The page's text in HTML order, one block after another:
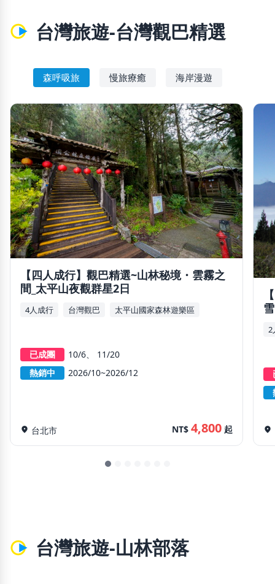
台灣旅遊-台灣觀巴精選
森呼吸旅 慢旅療癒 海岸漫遊
【四人成行】觀巴精選~山林秘境・雲霧之
間_太平山夜觀群星2日
4人成行 台灣觀巴 太平山國家森林遊樂區
已成團 10/6
11/20
熱銷中
2026/10~2026/12
location_on 台北市 NT$ 4,800 起
2
location_on
台灣旅遊-山林部落